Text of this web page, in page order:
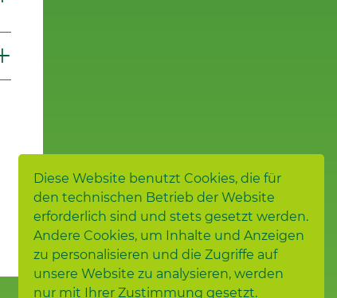
Diese Website benutzt Cookies, die für
den technischen Betrieb der Website
erforderlich sind und stets gesetzt werden.
Andere Cookies, um Inhalte und Anzeigen
zu personalisieren und die Zugriffe auf
unsere Website zu analysieren, werden
nur mit Ihrer Zustimmung gesetzt.